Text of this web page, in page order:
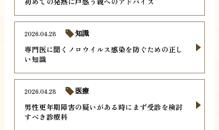
専門医に聞くノロウイルス感染を防ぐための正し
い知識
2026.04.28 知識
男性更年期障害の疑いがある時にまず受診を検討
すべき診療科
2026.04.28 医療